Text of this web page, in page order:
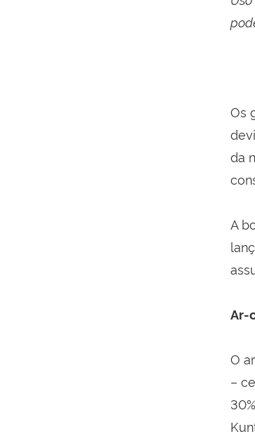
Os
da
A
Ar-
O
–